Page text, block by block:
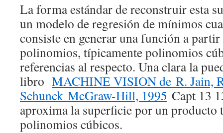
La forma estándar de reconstruir esta
un modelo de regresión de mínimos
consiste en generar una función a partir
polinomios, típicamente polinomios
referencias al respecto. Una clara la
libro MACHINE VISION de R. Jain,
Schunck McGraw-Hill, 1995 Capt 13
aproxima la superficie por un producto
polinomios cúbicos.